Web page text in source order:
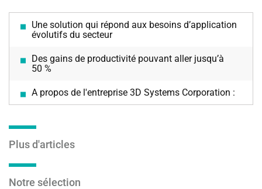
Une solution qui répond aux besoins d’application
évolutifs du secteur
Des gains de productivité pouvant aller jusqu’à
50 %
A propos de l'entreprise 3D Systems Corporation :
Plus d'articles
Notre sélection